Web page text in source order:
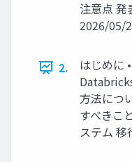
注意点
2026/05/
2.
はじめに
方法につ
すべきこ
ステム 移